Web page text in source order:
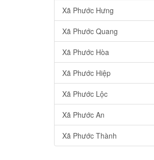
Xã Phước Hưng
Xã Phước Quang
Xã Phước Hòa
Xã Phước Hiệp
Xã Phước Lộc
Xã Phước An
Xã Phước Thành